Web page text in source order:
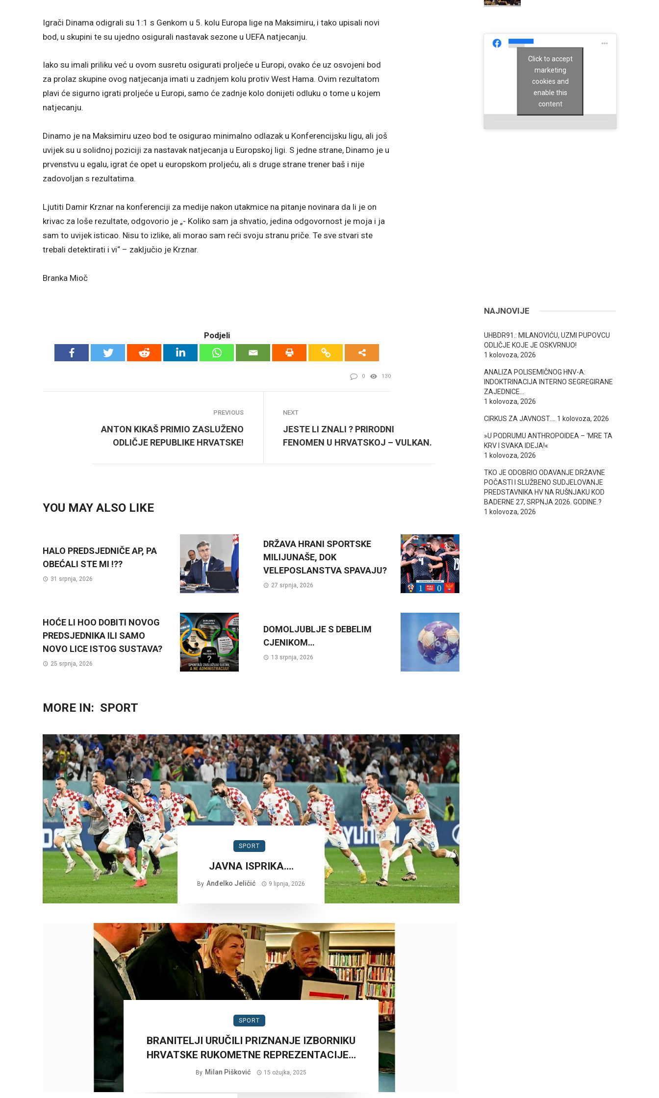
Igrači Dinama odigrali su 1:1 s Genkom u 5. kolu Europa lige na Maksimiru, i tako upisali novi
bod, u skupini te su ujedno osigurali nastavak sezone u UEFA natjecanju.
Iako su imali priliku već u ovom susretu osigurati proljeće u Europi, ovako će uz osvojeni bod
za prolaz skupine ovog natjecanja imati u zadnjem kolu protiv West Hama. Ovim rezultatom
plavi će sigurno igrati proljeće u Europi, samo će zadnje kolo donijeti odluku o tome u kojem
natjecanju.
Dinamo je na Maksimiru uzeo bod te osigurao minimalno odlazak u Konferencijsku ligu, ali još
uvijek su u solidnoj poziciji za nastavak natjecanja u Europskoj ligi. S jedne strane, Dinamo je u
prvenstvu u egalu, igrat će opet u europskom proljeću, ali s druge strane trener baš i nije
zadovoljan s rezultatima.
Ljutiti Damir Krznar na konferenciji za medije nakon utakmice na pitanje novinara da li je on
krivac za loše rezultate, odgovorio je „- Koliko sam ja shvatio, jedina odgovornost je moja i ja
sam to uvijek isticao. Nisu to izlike, ali morao sam reći svoju stranu priče. Te sve stvari ste
trebali detektirati i vi“ – zaključio je Krznar.
Branka Mioč
Podjeli
0 130
PREVIOUS
ANTON KIKAŠ PRIMIO ZASLUŽENO
ODLIČJE REPUBLIKE HRVATSKE!
NEXT
JESTE LI ZNALI ? PRIRODNI
FENOMEN U HRVATSKOJ – VULKAN.
YOU MAY ALSO LIKE
HALO PREDSJEDNIČE AP, PA
OBEĆALI STE MI !??
31 srpnja, 2026
DRŽAVA HRANI SPORTSKE
MILIJUNAŠE, DOK
VELEPOSLANSTVA SPAVAJU?
27 srpnja, 2026
HOĆE LI HOO DOBITI NOVOG
PREDSJEDNIKA ILI SAMO
NOVO LICE ISTOG SUSTAVA?
25 srpnja, 2026
DOMOLJUBLJE S DEBELIM
CJENIKOM…
13 srpnja, 2026
MORE IN: SPORT
SPORT
JAVNA ISPRIKA….
By Anđelko Jeličić 9 lipnja, 2026
SPORT
BRANITELJI URUČILI PRIZNANJE IZBORNIKU
HRVATSKE RUKOMETNE REPREZENTACIJE…
By Milan Pišković 15 ožujka, 2025
Click to accept
marketing
cookies and
enable this
content
NAJNOVIJE
UHBDR91.: MILANOVIĆU, UZMI PUPOVCU
ODLIČJE KOJE JE OSKVRNUO!
1 kolovoza, 2026
ANALIZA POLISEMIČNOG HNV-A:
INDOKTRINACIJA INTERNO SEGREGIRANE
ZAJEDNICE…
1 kolovoza, 2026
CIRKUS ZA JAVNOST…. 1 kolovoza, 2026
»U PODRUMU ANTHROPOIDEA – ‘MRE TA
KRV I SVAKA IDEJA!«
1 kolovoza, 2026
TKO JE ODOBRIO ODAVANJE DRŽAVNE
POČASTI I SLUŽBENO SUDJELOVANJE
PREDSTAVNIKA HV NA RUŠNJAKU KOD
BADERNE 27, SRPNJA 2026. GODINE.?
1 kolovoza, 2026